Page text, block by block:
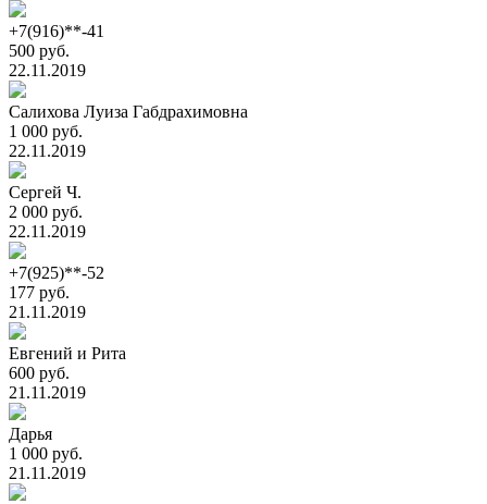
+7(916)**-41
500 руб.
22.11.2019
Салихова Луиза Габдрахимовна
1 000 руб.
22.11.2019
Сергей Ч.
2 000 руб.
22.11.2019
+7(925)**-52
177 руб.
21.11.2019
Евгений и Рита
600 руб.
21.11.2019
Дарья
1 000 руб.
21.11.2019